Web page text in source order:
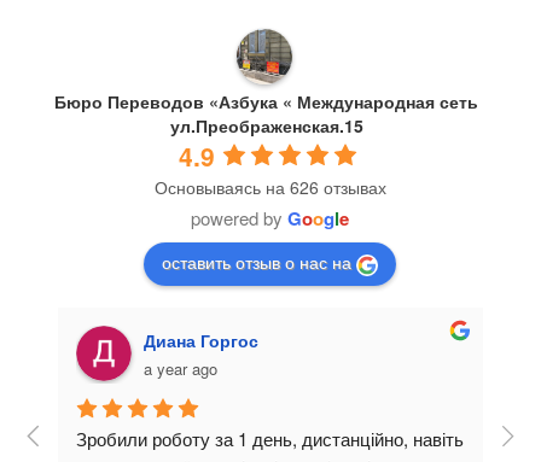
Бюро Переводов «Азбука « Международная сеть
ул.Преображенская.15
4.9
Основываясь на 626 отзывах
powered byGoogle
оставить отзыв о нас на
Диана Горгос
a year ago
Зробили роботу за 1 день, дистанційно, навіть